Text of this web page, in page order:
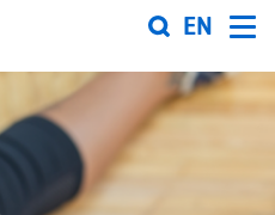
EN